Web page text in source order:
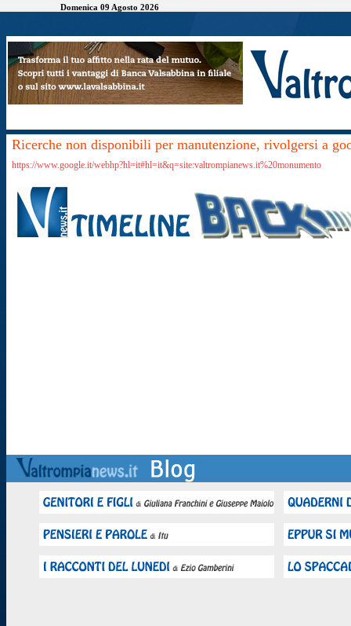
Domenica 09 Agosto 2026
Ricerche non disponibili per manutenzione, rivolgersi a
https://www.google.it/webhp?hl=it#hl=it&q=site:valtrompianews.it%20monumento